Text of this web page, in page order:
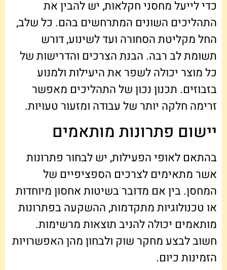
כדי לייעל מחסני חקלאות, יש להבין את
התהליכים השונים המתרחשים בהם. כל שלב,
החל מקליטת הסחורה ועד לשינוע, דורש
תשומת לב רבה. הבנת הצרכים והדרישות של
כל מוצר יכולה לשפר את היעילות ולמנוע
בזבוזים. תכנון נכון של התהליכים מאפשר
זרימה חלקה יותר של עבודה ומזעור טעויות.
יישום פתרונות מותאמים
בהתאם לאופי הפעילות, יש לבחור פתרונות
אשר מתאימים לצרכים הספציפיים של
המחסן. בין אם מדובר בשיטות אחסון מיוחדות
או טכנולוגיות מתקדמות, ההשקעה בפתרונות
מותאמים יכולה להניב תוצאות מרשימות.
חשוב לבצע מחקר שוק ולבחון מהן האפשרויות
הזמינות כיום.